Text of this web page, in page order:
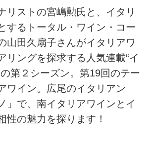
リストの宮嶋勲氏と、イタリ
するトータル・ワイン・コー
山田久扇子さんがイタリアワ
リングを探求する人気連載“イ
第２シーズン。第19回のテー
ワイン。広尾のイタリアン
」で、南イタリアワインとイ
性の魅力を探ります！